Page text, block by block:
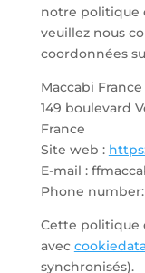
notre politique
veuillez nous
coordonnées
Maccabi France
149 boulevard
France
Site web :
E-mail :
Phone number:
Cette politique
avec
synchronisés).